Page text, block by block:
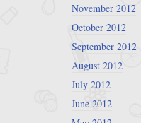
November 2012
October 2012
September 2012
August 2012
July 2012
June 2012